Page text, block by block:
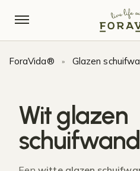
ForaVida® » Glazen
Wit glazen
schuifwand